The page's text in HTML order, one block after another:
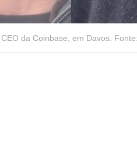
da Coinbase, em Davos.